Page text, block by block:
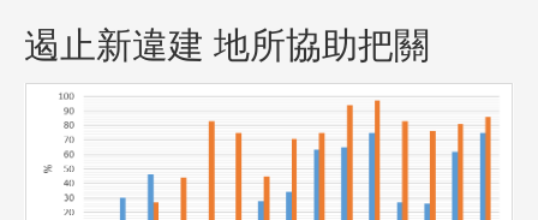
遏止新違建 地所協助把關